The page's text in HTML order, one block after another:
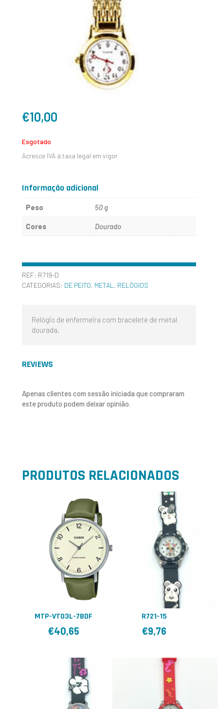
€10,00
Esgotado
Acresce IVA à taxa legal em vigor
Informação adicional
Peso 50 g
Cores Dourado
REF: R719-D
CATEGORIAS: DE PEITO, METAL, RELÓGIOS
Relógio de enfermeira com bracelete de metal
dourada.
REVIEWS
Apenas clientes com sessão iniciada que compraram
este produto podem deixar opinião.
PRODUTOS RELACIONADOS
MTP-VT03L-7BDF
€40,65
R721-15
€9,76